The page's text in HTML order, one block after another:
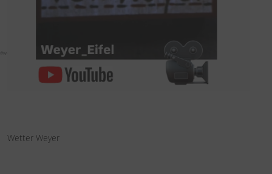
#weyer_eifel
Wetter Weyer